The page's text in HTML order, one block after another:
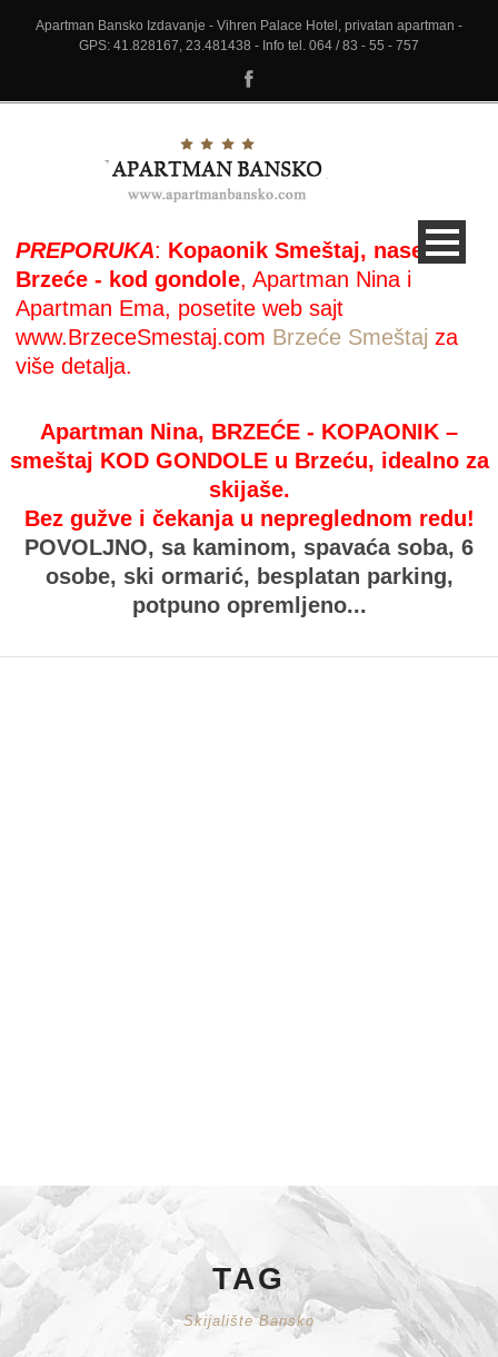
Apartman Bansko Izdavanje - Vihren Palace Hotel, privatan apartman -
GPS: 41.828167, 23.481438 - Info tel. 064 / 83 - 55 - 757
PREPORUKA: Kopaonik Smeštaj, naselje
Brzeće - kod gondole, Apartman Nina i
Apartman Ema, posetite web sajt
www.BrzeceSmestaj.com Brzeće Smeštaj za
više detalja.
Apartman Nina, BRZEĆE - KOPAONIK –
smeštaj KOD GONDOLE u Brzeću, idealno za
skijaše.
Bez gužve i čekanja u nepreglednom redu!
POVOLJNO, sa kaminom, spavaća soba, 6
osobe, ski ormarić, besplatan parking,
potpuno opremljeno...
TAG
Skijalište Bansko